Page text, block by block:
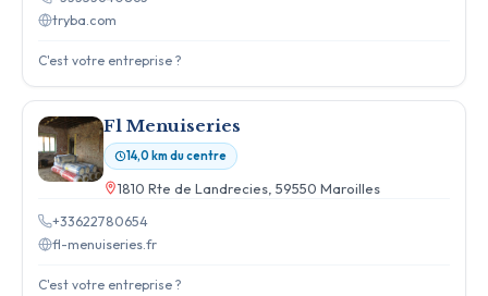
tryba.com
C'est votre entreprise ?
Fl Menuiseries
14,0 km du centre
1810 Rte de Landrecies, 59550 Maroilles
+33622780654
fl-menuiseries.fr
C'est votre entreprise ?